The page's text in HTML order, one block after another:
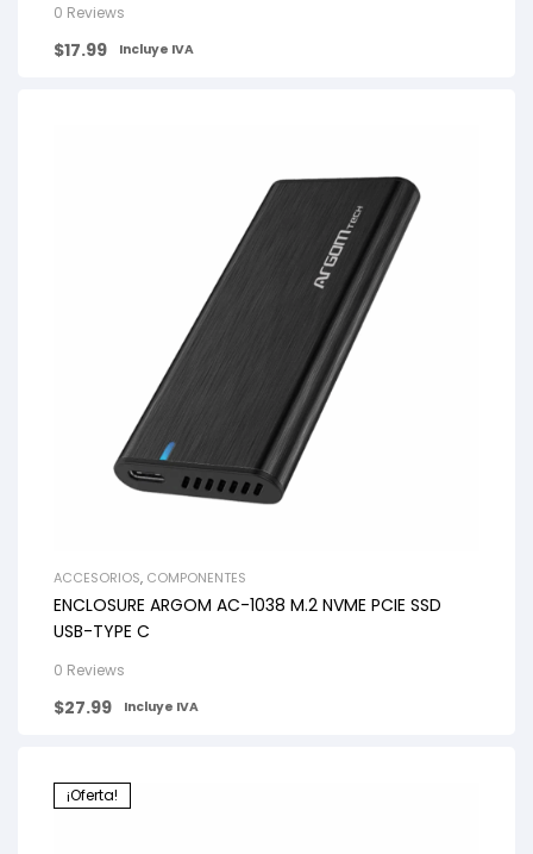
0 Reviews
$17.99 Incluye IVA
ACCESORIOS, COMPONENTES
ENCLOSURE ARGOM AC-1038 M.2 NVME PCIE SSD
USB-TYPE C
0 Reviews
$27.99 Incluye IVA
¡Oferta!